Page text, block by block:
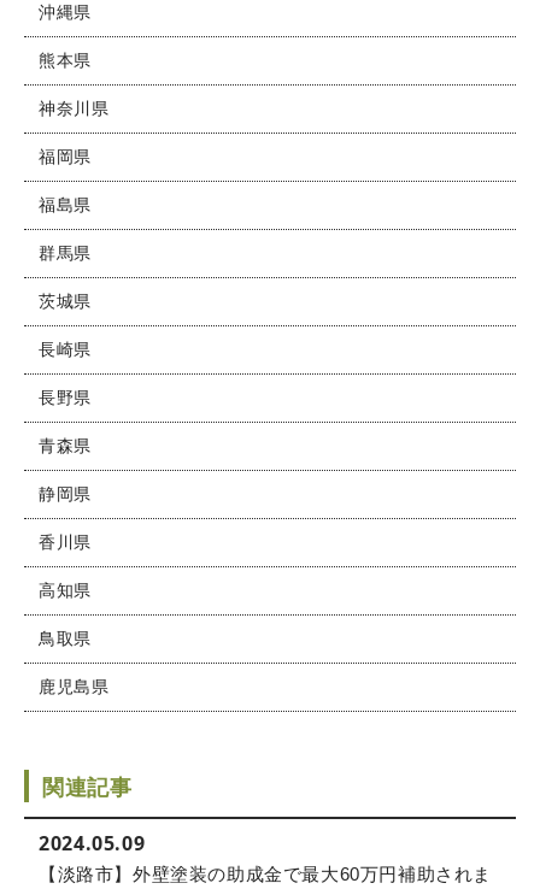
沖縄県
熊本県
神奈川県
福岡県
福島県
群馬県
茨城県
長崎県
長野県
青森県
静岡県
香川県
高知県
鳥取県
鹿児島県
関連記事
2024.05.09
【淡路市】外壁塗装の助成金で最大60万円補助されま